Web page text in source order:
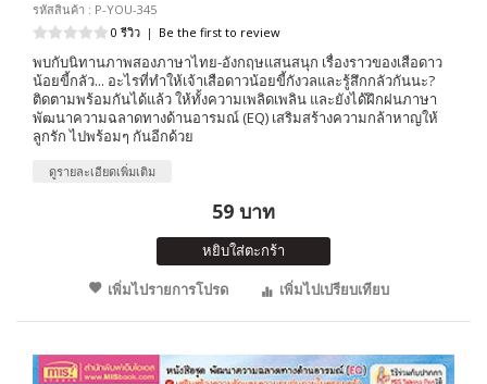
รหัสสินค้า : P-YOU-345
0 รีวิว | Be the first to review
พบกับนิทานภาพสองภาษาไทย-อังกฤษแสนสนุก เรื่องราวของเสือดาว
น้อยขี้กลัว... อะไรที่ทำให้เจ้าเสือดาวน้อยขี้กังวลและรู้สึกกลัวกันนะ?
ติดตามพร้อมกันได้แล้ว ให้ทั้งความเพลิดเพลิน และยังได้ฝึกฝนภาษา
พัฒนาความฉลาดทางด้านอารมณ์ (EQ) เสริมสร้างความกล้าหาญให้
ลูกรัก ไปพร้อมๆ กันอีกด้วย
ดูรายละเอียดเพิ่มเติม
59 บาท
หยิบใส่ตะกร้า
เพิ่มไปรายการโปรด
เพิ่มไปเปรียบเทียบ